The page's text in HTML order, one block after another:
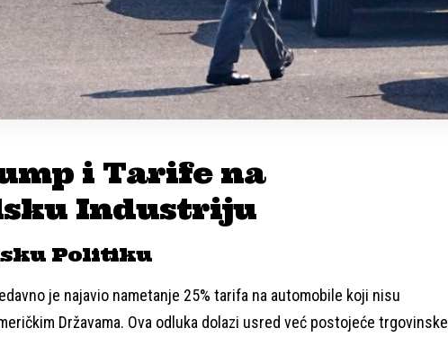
i Tarife na
Industriju
Politiku
je najavio nametanje 25% tarifa na automobile koji nisu
Državama. Ova odluka dolazi usred već postojeće trgovinske